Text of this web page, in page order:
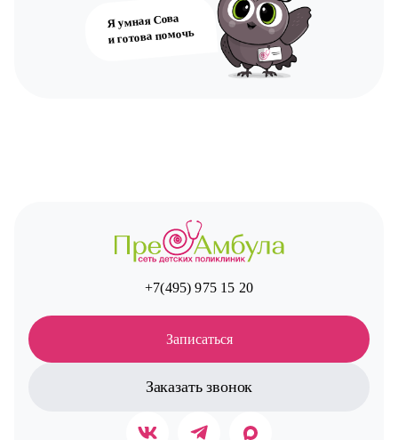
Я умная Сова
и готова помочь
+7(495) 975 15 20
Записаться
Заказать звонок